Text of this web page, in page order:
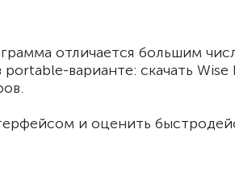
отличается большим
варианте: скачать Wise
и оценить